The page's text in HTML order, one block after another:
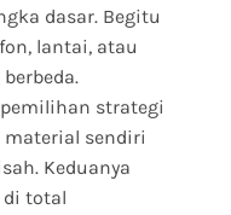
dasar. Begitu
lantai, atau
strategi
sendiri
Keduanya
di total